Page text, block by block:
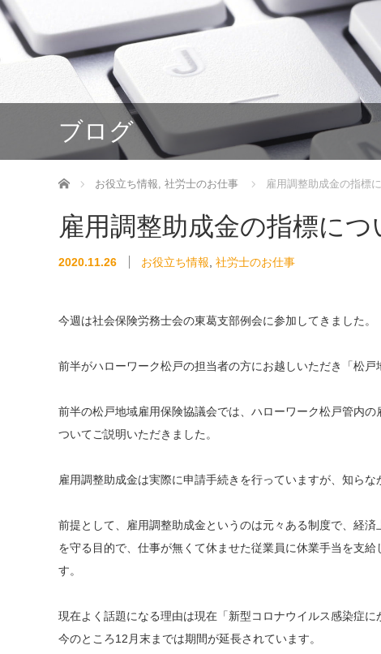
ブログ
ホーム お役立ち情報, 社労士のお仕事 雇用調整助成金の指標
雇用調整助成金の指標につ
2020.11.26 お役立ち情報, 社労士のお仕事
今週は社会保険労務士会の東葛支部例会に参加してきました。
前半がハローワーク松戸の担当者の方にお越しいただき「松
前半の松戸地域雇用保険協議会では、ハローワーク松戸管内
ついてご説明いただきました。
雇用調整助成金は実際に申請手続きを行っていますが、知ら
前提として、雇用調整助成金というのは元々ある制度で、経
を守る目的で、仕事が無くて休ませた従業員に休業手当を支
す。
現在よく話題になる理由は現在「新型コロナウイルス感染症
今のところ12月末までは期間が延長されています。